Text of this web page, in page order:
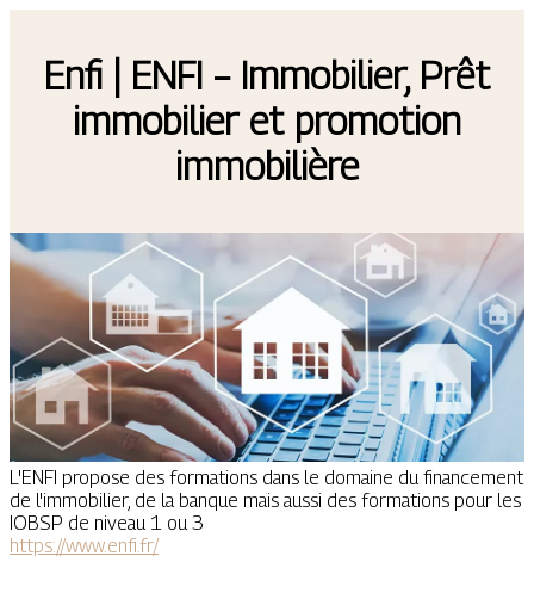
Enfi | ENFI – Immobilier, Prêt
immobilier et promotion
immobilière
L'ENFI propose des formations dans le domaine du financement
de l'immobilier, de la banque mais aussi des formations pour les
IOBSP de niveau 1 ou 3
https://www.enfi.fr/